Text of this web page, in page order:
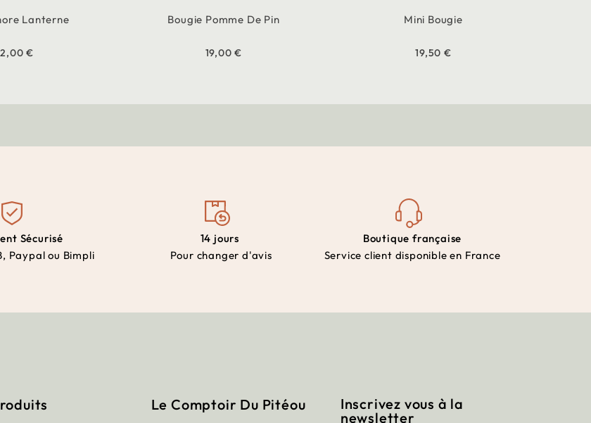
Lanterne
€
Bougie Pomme De Pin
19,00 €
Mini Bougie
19,50 €
Sécurisé
Paypal ou Bimpli
14 jours
Pour changer d'avis
Boutique française
Service client disponible en France
Le Comptoir Du Pitéou
Inscrivez vous à la
newsletter